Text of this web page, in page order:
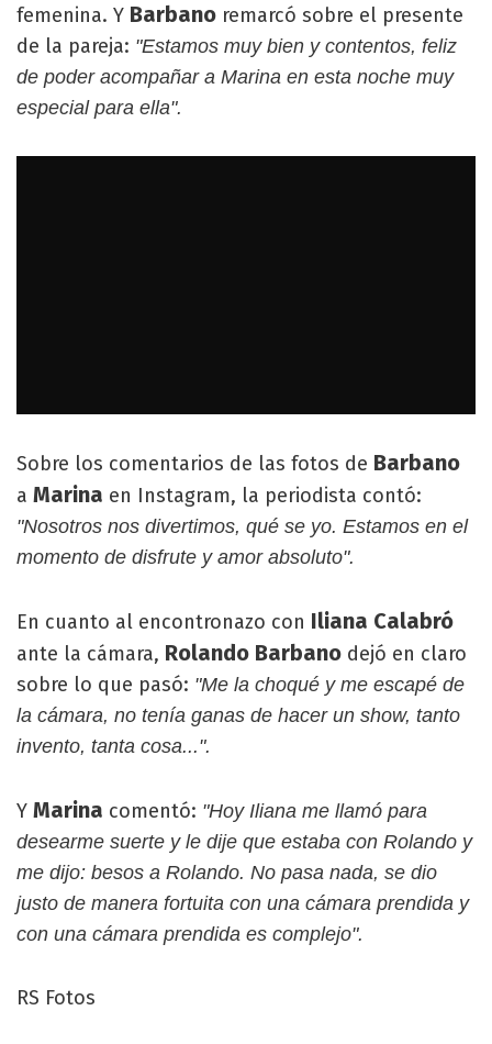
femenina. Y Barbano remarcó sobre el presente
de la pareja: "Estamos muy bien y contentos, feliz
de poder acompañar a Marina en esta noche muy
especial para ella".
Sobre los comentarios de las fotos de Barbano
a Marina en Instagram, la periodista contó:
"Nosotros nos divertimos, qué se yo. Estamos en el
momento de disfrute y amor absoluto".
En cuanto al encontronazo con Iliana Calabró
ante la cámara, Rolando Barbano dejó en claro
sobre lo que pasó: "Me la choqué y me escapé de
la cámara, no tenía ganas de hacer un show, tanto
invento, tanta cosa...".
Y Marina comentó: "Hoy Iliana me llamó para
desearme suerte y le dije que estaba con Rolando y
me dijo: besos a Rolando. No pasa nada, se dio
justo de manera fortuita con una cámara prendida y
con una cámara prendida es complejo".
RS Fotos